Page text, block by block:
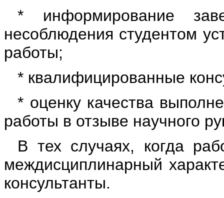
* информирование
несоблюдения студентом
работы;
* квалифицированные
* оценку качества
работы в отзыве научного
В тех случаях, когда
междисциплинарный
консультанты.